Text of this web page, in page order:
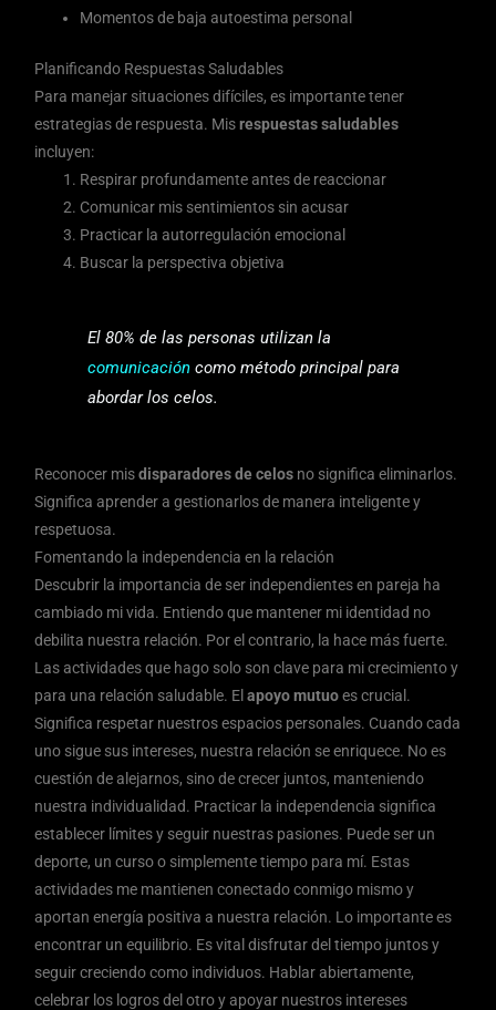
Momentos de baja autoestima personal
Planificando Respuestas Saludables
Para manejar situaciones difíciles, es importante tener
estrategias de respuesta. Misrespuestas saludables
incluyen:
Respirar profundamente antes de reaccionar
Comunicar mis sentimientos sin acusar
Practicar la autorregulación emocional
Buscar la perspectiva objetiva
El 80% de las personas utilizan la
comunicacióncomo método principal para
abordar los celos.
Reconocer misdisparadores de celos no significa eliminarlos.
Significa aprender a gestionarlos de manera inteligente y
respetuosa.
Fomentando la independencia en la relación
Descubrir la importancia de ser independientes en pareja ha
cambiado mi vida. Entiendo que mantener mi identidad no
debilita nuestra relación. Por el contrario, la hace más fuerte.
Las actividades que hago solo son clave para mi crecimiento y
para una relación saludable. Elapoyo mutuoes crucial.
Significa respetar nuestros espacios personales. Cuando cada
uno sigue sus intereses, nuestra relación se enriquece. No es
cuestión de alejarnos, sino de crecer juntos, manteniendo
nuestra individualidad. Practicar la independencia significa
establecer límites y seguir nuestras pasiones. Puede ser un
deporte, un curso o simplemente tiempo para mí. Estas
actividades me mantienen conectado conmigo mismo y
aportan energía positiva a nuestra relación. Lo importante es
encontrar un equilibrio. Es vital disfrutar del tiempo juntos y
seguir creciendo como individuos. Hablar abiertamente,
celebrar los logros del otro y apoyar nuestros intereses